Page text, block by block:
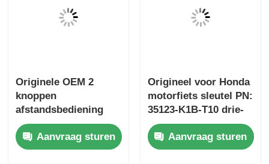
Originele OEM 2
knoppen
afstandsbediening
433.87mhz FSK voor
Su-zuki Jim-ny 2005-
2017 Zonder chip
Aanvraag sturen
Origineel voor Honda
motorfiets sleutel PN:
35123-K1B-T10 drie-
knop FSK433.92MHz
ID47chip
afstandsbediening
Aanvraag sturen